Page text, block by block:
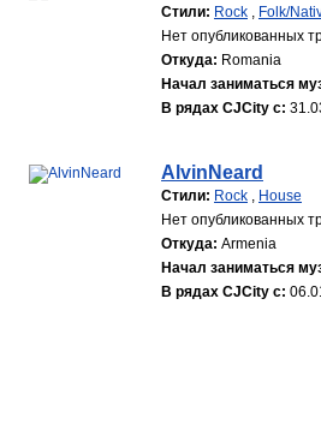
Стили: Rock , Folk/
Нет опубликованных
Откуда: Romania
Начал заниматься
В рядах CJCity с:
AlvinNeard
Стили: Rock , House
Нет опубликованных
Откуда: Armenia
Начал заниматься
В рядах CJCity с: